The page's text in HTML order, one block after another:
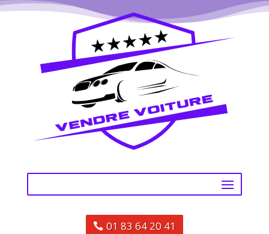
01 83 64 20 41